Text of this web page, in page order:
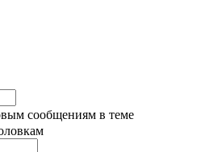
сообщениям в теме